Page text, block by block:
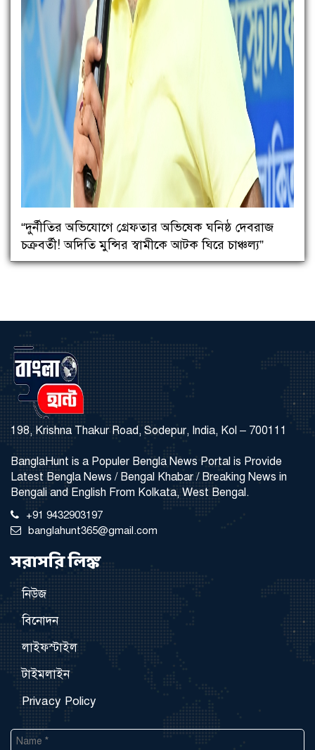
“দুর্নীতির অভিযোগে গ্রেফতার অভিষেক ঘনিষ্ঠ দেবরাজ
চক্রবর্তী! অদিতি মুন্সির স্বামীকে আটক ঘিরে চাঞ্চল্য”
198, Krishna Thakur Road, Sodepur, India, Kol – 700111
BanglaHunt is a Populer Bengla News Portal is Provide
Latest Bengla News / Bengal Khabar / Breaking News in
Bengali and English From Kolkata, West Bengal.
+91 9432903197
banglahunt365@gmail.com
সরাসরি লিঙ্ক
নিউজ
বিনোদন
লাইফস্টাইল
টাইমলাইন
Privacy Policy